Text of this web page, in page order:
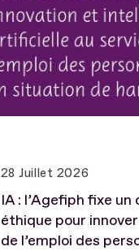
28 Juillet 2026
IA : l’Agefiph fixe un
éthique pour
de l’emploi des